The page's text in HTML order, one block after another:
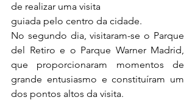
de realizar uma visita
guiada pelo centro da cidade.
No segundo dia, visitaram-se o Parque
del Retiro e o Parque Warner Madrid,
que proporcionaram momentos de
grande entusiasmo e constituíram um
dos pontos altos da visita.